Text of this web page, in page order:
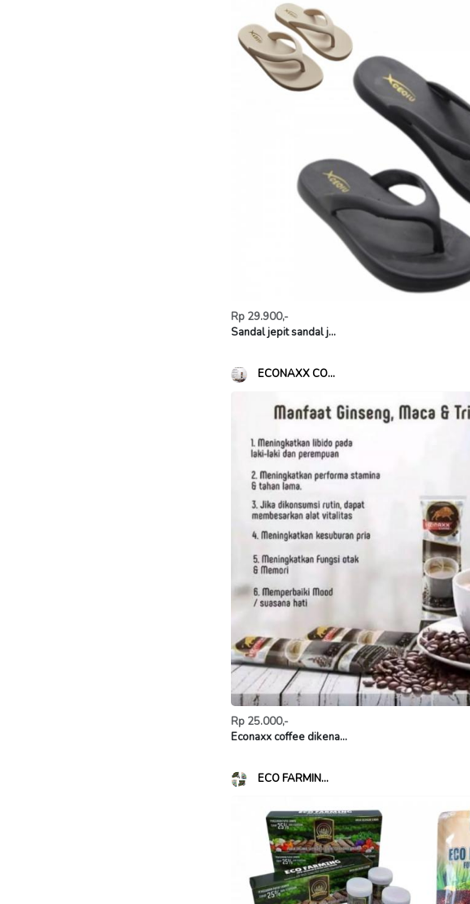
Rp 29.900,-
Sandal jepit sandal j...
ECONAXX CO...
Rp 25.000,-
Econaxx coffee dikena...
ECO FARMIN...